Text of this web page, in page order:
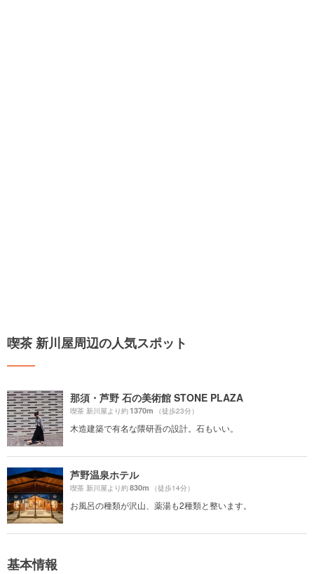
喫茶 新川屋周辺の人気スポット
那須・芦野 石の美術館 STONE PLAZA
喫茶 新川屋より約1370m （徒歩23分）
木造建築で有名な隈研吾の設計。石もいい。
芦野温泉ホテル
喫茶 新川屋より約830m （徒歩14分）
お風呂の種類が沢山、薬湯も2種類と整います。
基本情報